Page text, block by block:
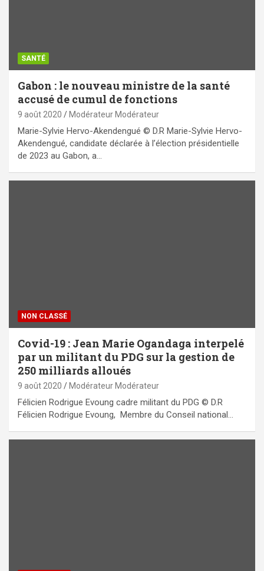
SANTÉ
Gabon : le nouveau ministre de la santé
accusé de cumul de fonctions
9 août 2020 Modérateur Modérateur
Marie-Sylvie Hervo-Akendengué © D.R Marie-Sylvie Hervo-
Akendengué, candidate déclarée à l’élection présidentielle
de 2023 au Gabon, a…
NON CLASSÉ
Covid-19 : Jean Marie Ogandaga interpelé
par un militant du PDG sur la gestion de
250 milliards alloués
9 août 2020 Modérateur Modérateur
Félicien Rodrigue Evoung cadre militant du PDG © D.R
Félicien Rodrigue Evoung, Membre du Conseil national…